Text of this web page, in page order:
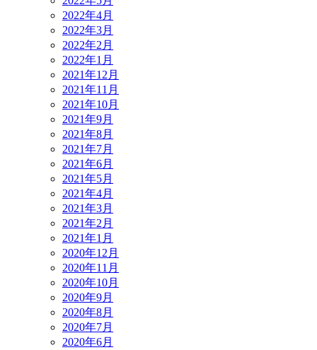
2022年4月
2022年3月
2022年2月
2022年1月
2021年12月
2021年11月
2021年10月
2021年9月
2021年8月
2021年7月
2021年6月
2021年5月
2021年4月
2021年3月
2021年2月
2021年1月
2020年12月
2020年11月
2020年10月
2020年9月
2020年8月
2020年7月
2020年6月